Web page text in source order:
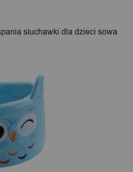
słuchawki dla dzieci sowa